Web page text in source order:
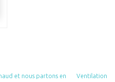
et nous partons en
Ventilation